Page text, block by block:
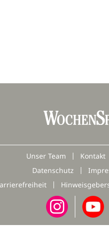
Unser Team Kontakt
Datenschutz